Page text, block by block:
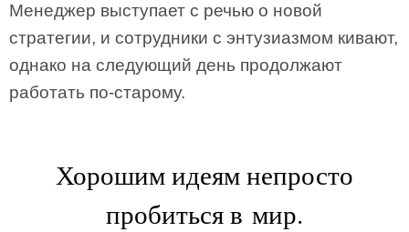
Менеджер выступает с речью о новой
стратегии, и сотрудники с энтузиазмом кивают,
однако на следующий день продолжают
работать по-старому.
Хорошим идеям непросто
пробиться в мир.